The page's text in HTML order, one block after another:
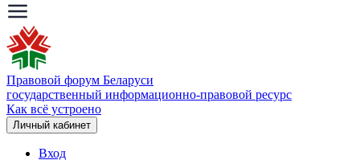
Правовой форум Беларуси
государственный информационно-правовой ресурс
Как всё устроено
Личный кабинет
Вход